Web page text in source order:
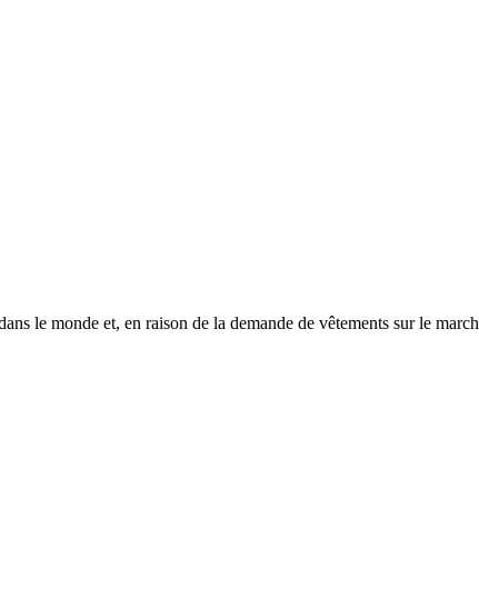
le monde et, en raison de la demande de vêtements sur le